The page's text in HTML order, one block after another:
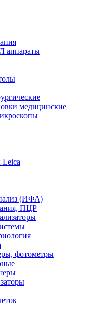
аппараты
медицинские
(ИФА)
ПЦР
фотометры